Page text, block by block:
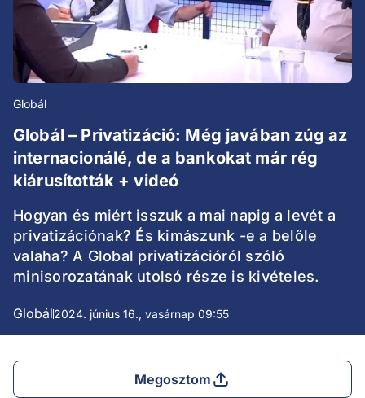
Globál
Globál – Privatizáció: Még javában zúg az
internacionálé, de a bankokat már rég
kiárusították + videó
Hogyan és miért isszuk a mai napig a levét a
privatizációnak? És kimászunk -e a belőle
valaha? A Global privatizációról szóló
minisorozatának utolsó része is kivételes.
Globál2024. június 16., vasárnap 09:55
Megosztom